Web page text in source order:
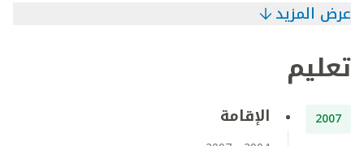
عرض المزيد
تعليم
2007 الإقامة